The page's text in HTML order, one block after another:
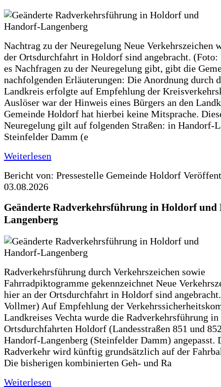
Nachtrag zu der Neuregelung Neue Verkehrszeichen
der Ortsdurchfahrt in Holdorf sind angebracht.
es Nachfragen zu der Neuregelung gibt, gibt die
nachfolgenden Erläuterungen: Die Anordnung durch
Landkreis erfolgte auf Empfehlung der
Auslöser war der Hinweis eines Bürgers an den
Gemeinde Holdorf hat hierbei keine Mitsprache.
Neuregelung gilt auf folgenden Straßen: in Handorf-
Steinfelder Damm (e
Weiterlesen
Bericht von: Pressestelle Gemeinde Holdorf
03.08.2026
Geänderte Radverkehrsführung in Holdorf
Langenberg
Radverkehrsführung durch Verkehrszeichen sowie
Fahrradpiktogramme gekennzeichnet Neue
hier an der Ortsdurchfahrt in Holdorf sind
Vollmer) Auf Empfehlung der
Landkreises Vechta wurde die Radverkehrsführung in
Ortsdurchfahrten Holdorf (Landesstraßen 851 und
Handorf-Langenberg (Steinfelder Damm) angepasst.
Radverkehr wird künftig grundsätzlich auf der
Die bisherigen kombinierten Geh- und Ra
Weiterlesen